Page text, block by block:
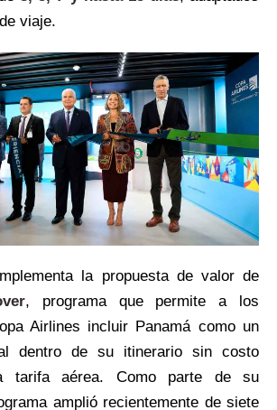
viaje.
la propuesta de valor de
, programa que permite a los
Airlines incluir Panamá como un
dentro de su itinerario sin costo
tarifa aérea. Como parte de su
amplió recientemente de siete